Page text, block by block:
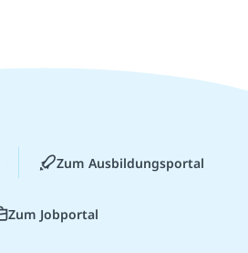
Zum Ausbildungsportal
Zum Jobportal